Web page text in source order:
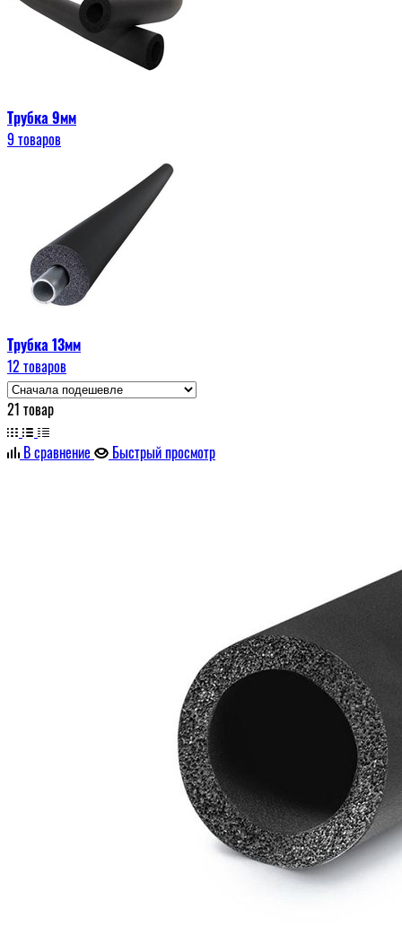
Трубка 9мм
9 товаров
Трубка 13мм
12 товаров
21 товар
В сравнение
Быстрый просмотр